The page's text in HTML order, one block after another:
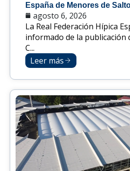
España de Menores de
agosto 6, 2026
La Real Federación Hípica
informado de la publicación
C...
Leer más